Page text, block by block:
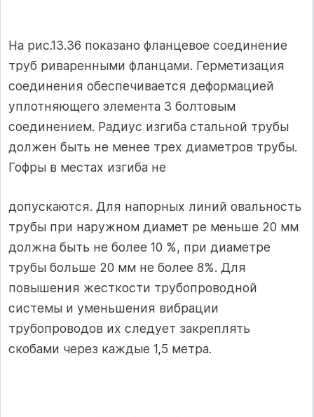
На рис.13.36 показано фланцевое соединение
труб риваренными фланцами. Герметизация
соединения обеспечивается деформацией
уплотняющего элемента 3 болтовым
соединением. Радиус изгиба стальной трубы
должен быть не менее трех диаметров трубы.
Гофры в местах изгиба не
допускаются. Для напорных линий овальность
трубы при наружном диамет ре меньше 20 мм
должна быть не более 10 %, при диаметре
трубы больше 20 мм не более 8%. Для
повышения жесткости трубопроводной
системы и уменьшения вибрации
трубопроводов их следует закреплять
скобами через каждые 1,5 метра.